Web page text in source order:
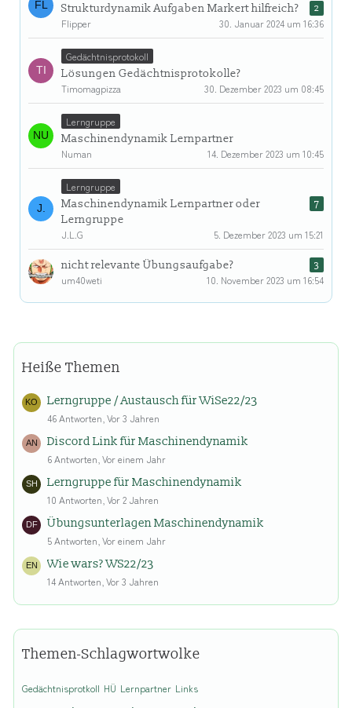
Strukturdynamik Aufgaben Markert hilfreich?
2
Flipper 30. Januar 2024 um 16:36
Gedächtnisprotokoll
Lösungen Gedächtnisprotokolle?
Timomagpizza
30. Dezember 2023 um 08:45
Lerngruppe
Maschinendynamik Lernpartner
Numan
14. Dezember 2023 um 10:45
Lerngruppe
Maschinendynamik Lernpartner oder
Lerngruppe
7
J.L.G 5. Dezember 2023 um 15:21
nicht relevante Übungsaufgabe? 3
um40weti 10. November 2023 um 16:54
Heiße Themen
Lerngruppe / Austausch für WiSe22/23
46 Antworten, Vor 3 Jahren
Discord Link für Maschinendynamik
6 Antworten, Vor einem Jahr
Lerngruppe für Maschinendynamik
10 Antworten, Vor 2 Jahren
Übungsunterlagen Maschinendynamik
5 Antworten, Vor einem Jahr
Wie wars? WS22/23
14 Antworten, Vor 3 Jahren
Themen-Schlagwortwolke
Gedächtnisprotkoll HÜ Lernpartner Links